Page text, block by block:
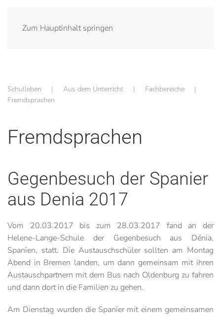
Zum Hauptinhalt springen
Schulleben Aus dem Unterricht
Fachbereiche
Fremdsprachen
Fremdsprachen
Gegenbesuch der Spanier
aus Denia 2017
Vom 20.03.2017 bis zum 28.03.2017 fand an der
Helene-Lange-Schule der Gegenbesuch aus Dénia,
Spanien, statt. Die Austauschschüler sollten am Montag
Abend in Bremen landen, um dann gemeinsam mit ihren
Austauschpartnern mit dem Bus nach Oldenburg zu fahren
und dann dort in die Familien zu gehen.
Am Dienstag wurden die Spanier mit einem gemeinsamen